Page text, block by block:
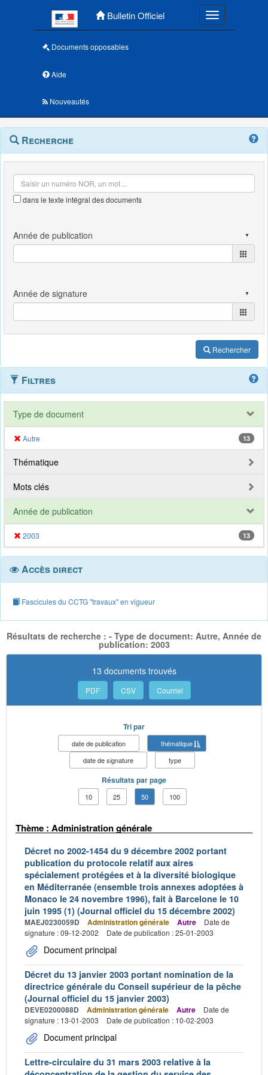
Bulletin Officiel Toggle
Documents opposables
Aide
Nouveautés
Navigation
outils
Menu
contextuel
Recherche
dans le texte intégral des documents
Rechercher
Filtres
Type de document
Autre 13
Thématique
Mots clés
Année de publication
2003 13
Accès direct
Fascicules du CCTG "travaux" en vigueur
Résultats de recherche : - Type de document: Autre, Année de
publication: 2003
13 documents trouvés
PDF CSV Courriel
Tri par
date de publication
thématique
date de signature
type
Résultats par page
10 25 50 100
Thème : Administration générale
Décret no 2002-1454 du 9 décembre 2002 portant
publication du protocole relatif aux aires
spécialement protégées et à la diversité biologique
en Méditerranée (ensemble trois annexes adoptées à
Monaco le 24 novembre 1996), fait à Barcelone le 10
juin 1995 (1) (Journal officiel du 15 décembre 2002)
MAEJ0230059D Administration générale Autre
Date de
signature : 09-12-2002
Date de publication : 25-01-2003
Document principal
Décret du 13 janvier 2003 portant nomination de la
directrice générale du Conseil supérieur de la pêche
(Journal officiel du 15 janvier 2003)
DEVE0200088D Administration générale Autre
Date de
signature : 13-01-2003
Date de publication : 10-02-2003
Document principal
Lettre-circulaire du 31 mars 2003 relative à la